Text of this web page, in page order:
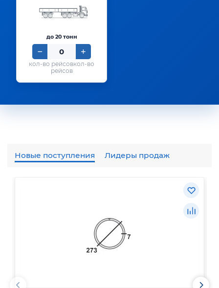
до 20 тонн
кол-во
рейсов
Новые поступления Лидеры продаж